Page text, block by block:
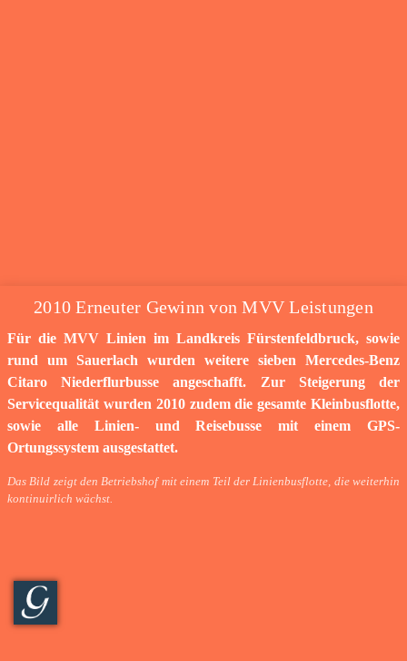
2010 Erneuter Gewinn von MVV Leistungen
Für die MVV Linien im Landkreis Fürstenfeldbruck, sowie
rund um Sauerlach wurden weitere sieben Mercedes-Benz
Citaro Niederflurbusse angeschafft. Zur Steigerung der
Servicequalität wurden 2010 zudem die gesamte Kleinbusflotte,
sowie alle Linien- und Reisebusse mit einem GPS-
Ortungssystem ausgestattet.
Das Bild zeigt den Betriebshof mit einem Teil der Linienbusflotte, die weiterhin
kontinuirlich wächst.